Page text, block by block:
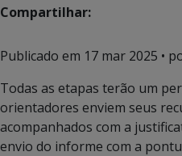
Compartilhar:
Publicado em 17 mar 2025 •
Todas as etapas terão um
orientadores enviem seus
acompanhados com a
envio do informe com a